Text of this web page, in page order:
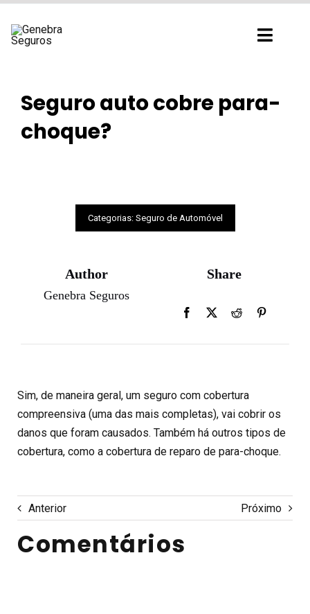
para
Seguro auto cobre para-
choque?
Categorias: Seguro de Automóvel
Author
Genebra Seguros
Share
Sim, de maneira geral, um seguro com cobertura
compreensiva (uma das mais completas), vai cobrir os
danos que foram causados. Também há outros tipos de
cobertura, como a cobertura de reparo de para-choque.
Anterior Próximo
Comentários